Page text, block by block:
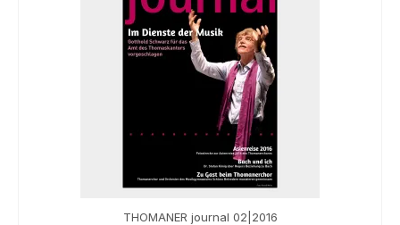
THOMANER journal 02|2016